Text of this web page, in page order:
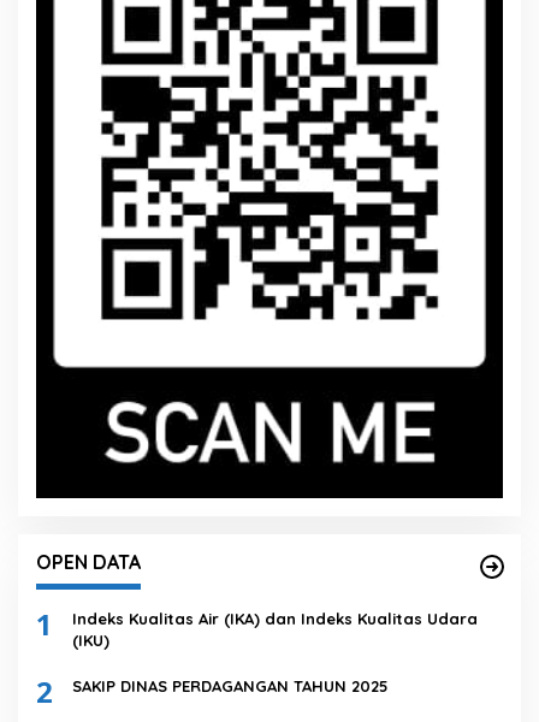
OPEN DATA
1
Indeks Kualitas Air (IKA) dan Indeks Kualitas Udara
(IKU)
2 SAKIP DINAS PERDAGANGAN TAHUN 2025